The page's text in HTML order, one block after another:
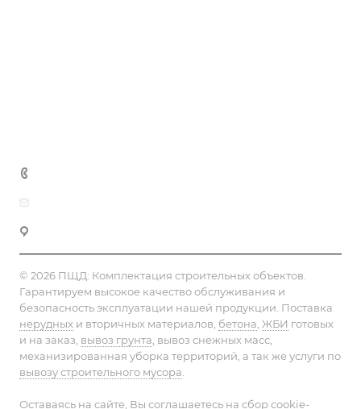
© 2026 ПЩД: Комплектация строительных объектов
Гарантируем высокое качество обслуживания и
безопасность эксплуатации нашей продукции. Поставка
нерудных и вторичных материалов, бетона ЖБИ готовых
и на заказ, вывоз грунта , вывоз снежных масс,
механизированная уборка территорий, а так же услуги по
вывозу строительного мусора
Оставаясь на сайте, Вы соглашаетесь на сбор cookie-